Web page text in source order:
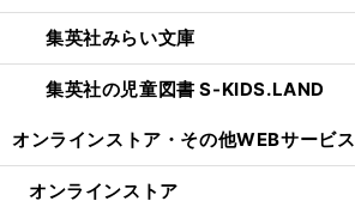
集英社みらい文庫
集英社の児童図書 S-KIDS.LAND
オンラインストア・ その他WEBサービス
オンラインストア